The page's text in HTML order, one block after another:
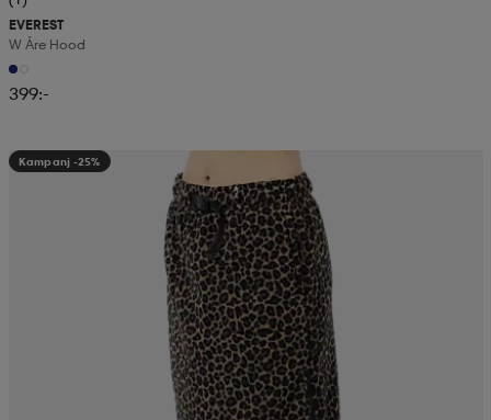
EVEREST
W Åre Hood
399:-
Kampanj -25%